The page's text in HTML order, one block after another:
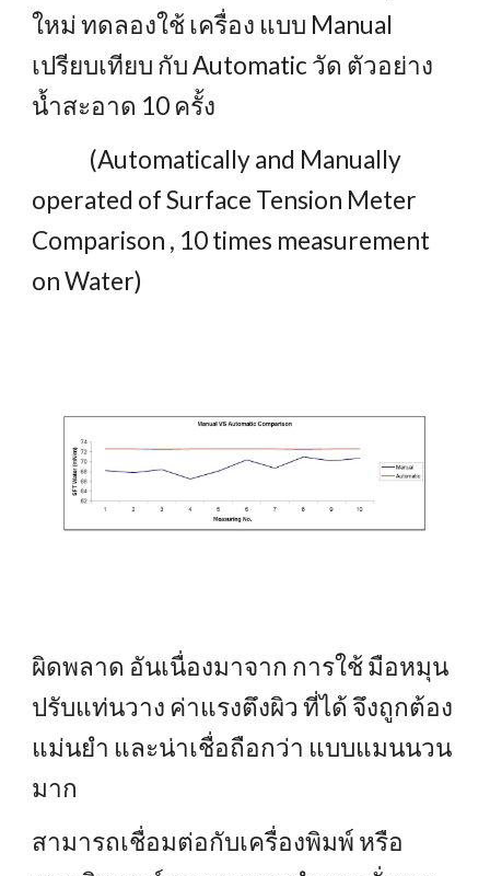
ใหม่ ทดลองใช้ เครื่อง แบบ Manual
เปรียบเทียบ กับ Automatic วัด ตัวอย่าง
น้ำสะอาด 10 ครั้ง
(Automatically and Manually
operated of Surface Tension Meter
Comparison , 10 times measurement
on Water)
ผิดพลาด อันเนื่องมาจาก การใช้ มือหมุน
ปรับแท่นวาง ค่าแรงตึงผิว ที่ได้ จึงถูกต้อง
แม่นยำ และน่าเชื่อถือกว่า แบบแมนนวน
มาก
สามารถเชื่อมต่อกับเครื่องพิมพ์ หรือ